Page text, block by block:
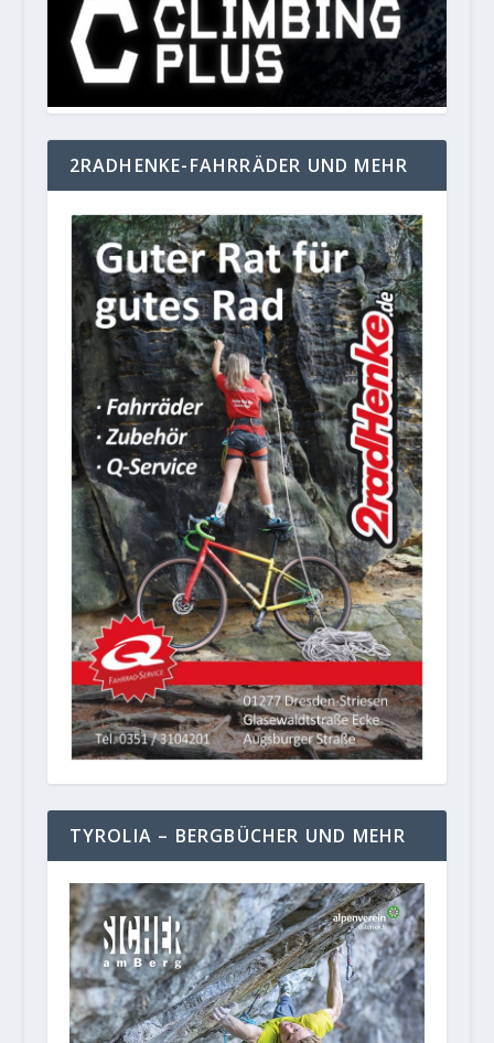
2RADHENKE-FAHRRÄDER UND MEHR
TYROLIA – BERGBÜCHER UND MEHR